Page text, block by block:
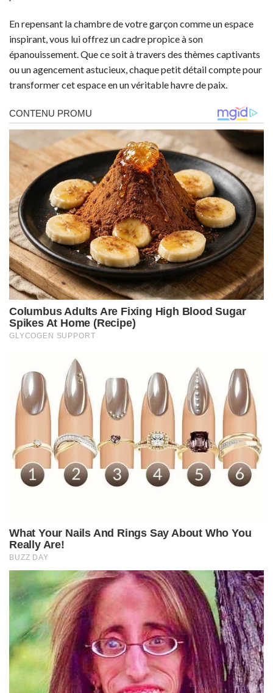
En repensant la chambre de votre garçon comme un espace
inspirant, vous lui offrez un cadre propice à son
épanouissement. Que ce soit à travers des thèmes captivants
ou un agencement astucieux, chaque petit détail compte pour
transformer cet espace en un véritable havre de paix.